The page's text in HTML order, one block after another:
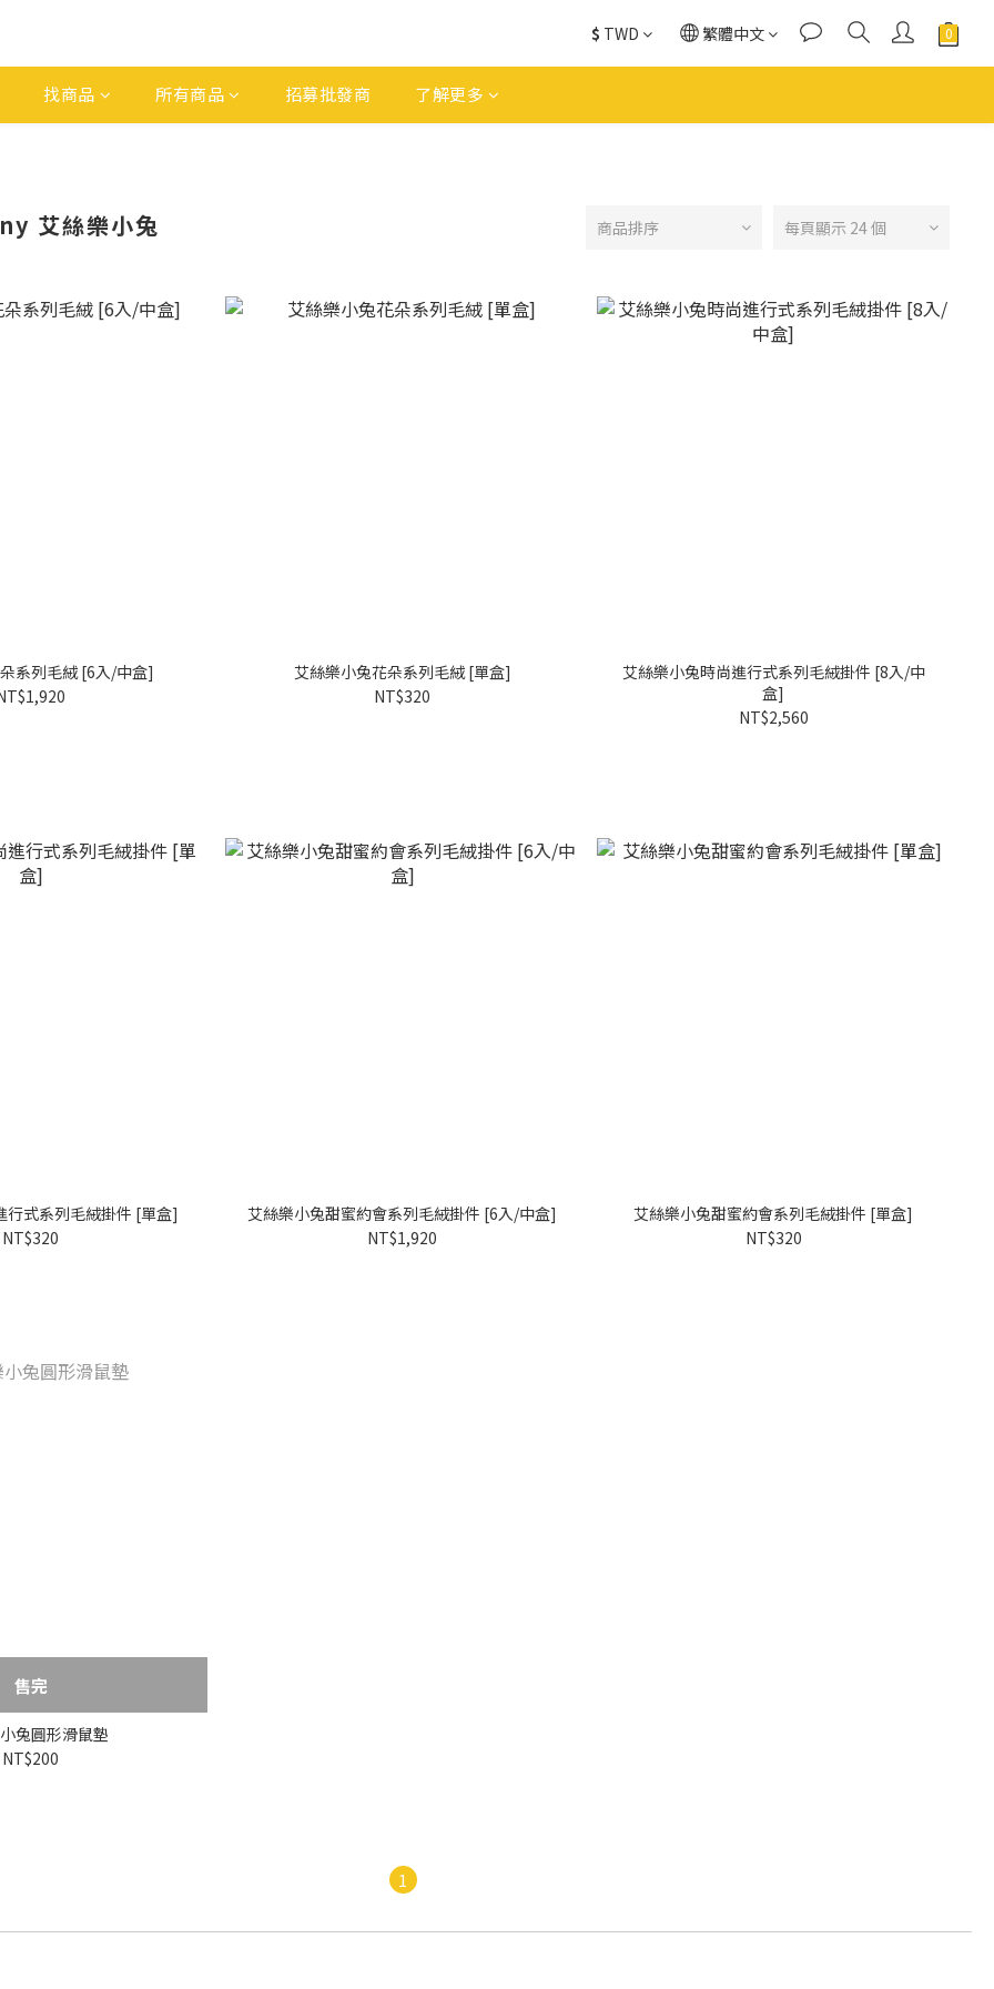
$ TWD 繁體中文
找商品 所有商品 招募批發商 了解更多
艾絲樂小兔 商品排序 每頁顯示 24 個
系列毛絨 [6入/中盒]
艾絲樂小兔花朵系列毛絨 [單盒]
NT$320
艾絲樂小兔時尚進行式系列毛絨掛件 [8入/中
盒]
NT$2,560
行式系列毛絨掛件 [單盒]
NT$320
艾絲樂小兔甜蜜約會系列毛絨掛件 [6入/中盒]
NT$1,920
艾絲樂小兔甜蜜約會系列毛絨掛件 [單盒]
NT$320
售完
兔圓形滑鼠墊
NT$200
1